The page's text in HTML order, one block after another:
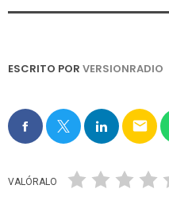
ESCRITO POR VERSIONRADIO
email
VALÓRALO